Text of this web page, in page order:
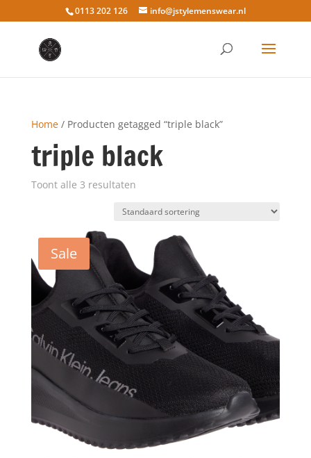
0113 202 126 info@jstylemenswear.nl
Home/ Producten getagged “triple black”
triple black
Toont alle 3 resultaten
Sale